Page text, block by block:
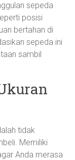
sepeda
posisi
bertahan di
sepeda ini
sambil
tidak
Memiliki
Anda merasa